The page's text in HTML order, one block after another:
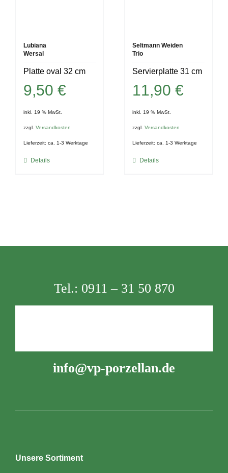
Lubiana
Wersal
Platte oval 32 cm
9,50 €
inkl. 19 % MwSt.
zzgl. Versandkosten
Lieferzeit: ca. 1-3 Werktage
Details
Seltmann Weiden
Trio
Servierplatte 31 cm
11,90€
inkl. 19 % MwSt.
zzgl.Versandkosten
Lieferzeit:ca. 1-3 Werktage
Details
Tel.: 0911 – 31 50 870
info@vp-porzellan.de
Unsere Sortiment